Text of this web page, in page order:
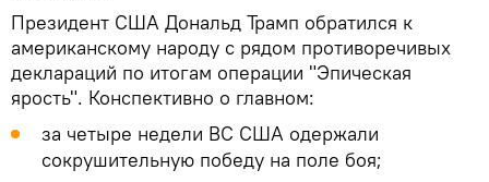
Президент США Дональд Трамп обратился к
американскому народу с рядом противоречивых
деклараций по итогам операции "Эпическая
ярость". Конспективно о главном:
за четыре недели ВС США одержали
сокрушительную победу на поле боя;